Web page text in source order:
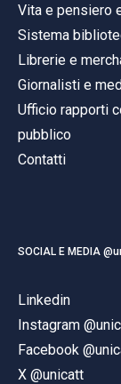
Vita e pensiero
Sistema
Librerie e
Giornalisti e
Ufficio rapporti
pubblico
Contatti
SOCIAL E MEDIA
Linkedin
Instagram
Facebook
X @unicatt